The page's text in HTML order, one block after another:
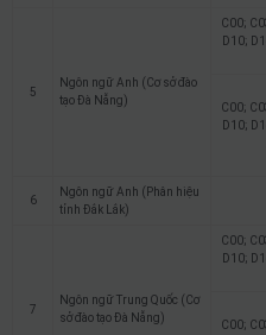
5
Ngôn ngữ Anh (Cơ sở đào
tạo Đà Nẵng)
C00;
D10;
C00;
D10;
6
Ngôn ngữ Anh (Phân hiệu
tỉnh Đắk Lắk)
7
Ngôn ngữ Trung Quốc (Cơ
sở đào tạo Đà Nẵng)
C00;
D10;
C00;